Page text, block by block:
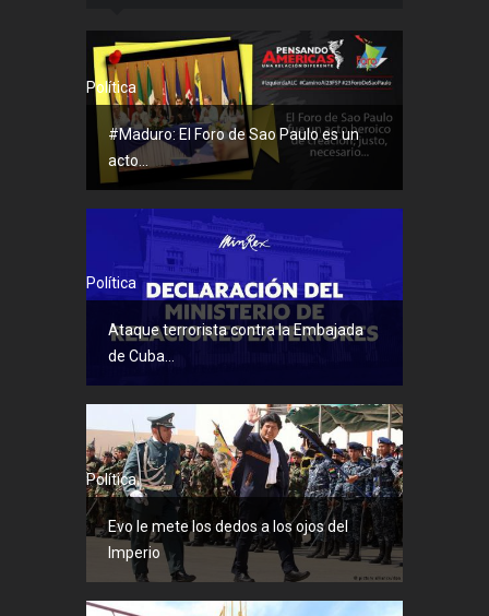
Política
#Maduro: El Foro de Sao Paulo es un
acto...
Política
Ataque terrorista contra la Embajada
de Cuba...
Política
Evo le mete los dedos a los ojos del
Imperio